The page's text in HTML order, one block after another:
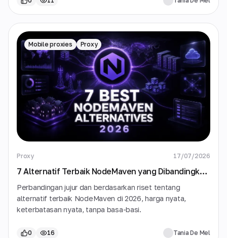
Mobile proxies Proxy
Proxy 17/07/2026
7 Alternatif Terbaik NodeMaven yang Dibandingkan
di 2026
Perbandingan jujur dan berdasarkan riset tentang
alternatif terbaik NodeMaven di 2026, harga nyata,
keterbatasan nyata, tanpa basa-basi.
0 16 Tania De Mel